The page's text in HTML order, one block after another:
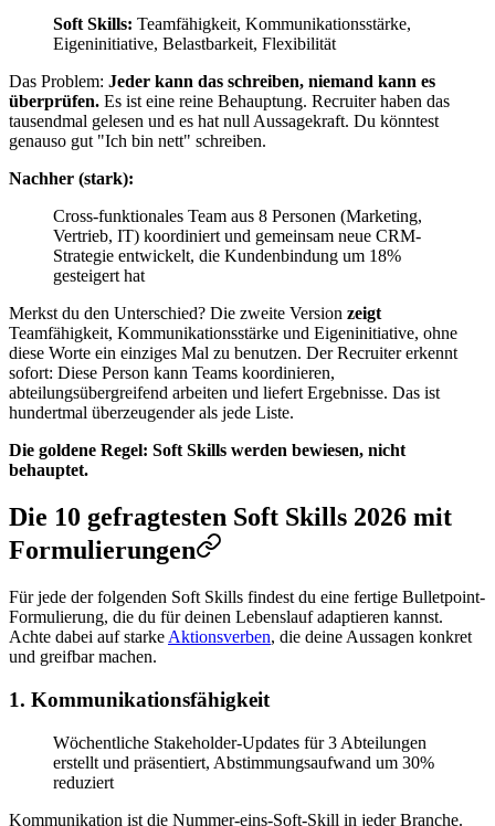
Soft Skills: Teamfähigkeit, Kommunikationsstärke,
Eigeninitiative, Belastbarkeit, Flexibilität
Das Problem: Jeder kann das schreiben, niemand kann es
überprüfen. Es ist eine reine Behauptung. Recruiter haben das
tausendmal gelesen und es hat null Aussagekraft. Du könntest
genauso gut "Ich bin nett" schreiben.
Nachher (stark):
Cross-funktionales Team aus 8 Personen (Marketing,
Vertrieb, IT) koordiniert und gemeinsam neue CRM-
Strategie entwickelt, die Kundenbindung um 18%
gesteigert hat
Merkst du den Unterschied? Die zweite Version zeigt
Teamfähigkeit, Kommunikationsstärke und Eigeninitiative, ohne
diese Worte ein einziges Mal zu benutzen. Der Recruiter erkennt
sofort: Diese Person kann Teams koordinieren,
abteilungsübergreifend arbeiten und liefert Ergebnisse. Das ist
hundertmal überzeugender als jede Liste.
Die goldene Regel: Soft Skills werden bewiesen, nicht
behauptet.
Die 10 gefragtesten Soft Skills 2026 mit
Formulierungen
Für jede der folgenden Soft Skills findest du eine fertige Bulletpoint-
Formulierung, die du für deinen Lebenslauf adaptieren kannst.
Achte dabei auf starke Aktionsverben, die deine Aussagen konkret
und greifbar machen.
1. Kommunikationsfähigkeit
Wöchentliche Stakeholder-Updates für 3 Abteilungen
erstellt und präsentiert, Abstimmungsaufwand um 30%
reduziert
Kommunikation ist die Nummer-eins-Soft-Skill in jeder Branche.